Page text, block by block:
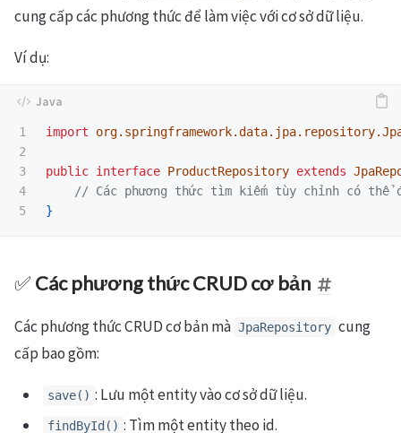
cung cấp các phương thức để làm việc với cơ sở dữ liệu.
Ví dụ:
1
2
3
4
import
public interface ProductRepository extends
// Các phương thức tìm kiếm tùy chỉnh có thể
}
✅ Các phương thức CRUD cơ bản
Các phương thức CRUD cơ bản mà JpaRepository cung
cấp bao gồm:
save() : Lưu một entity vào cơ sở dữ liệu.
findById() : Tìm một entity theo id.